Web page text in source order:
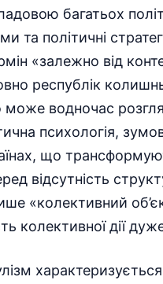
багатьох
та політичні
«залежно від
республік
водночас
психологія,
що
відсутність
«колективний
колективної дії